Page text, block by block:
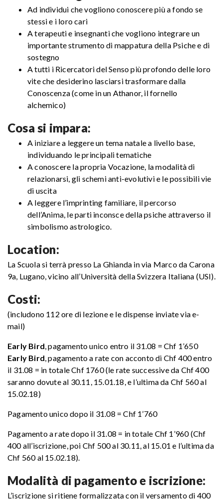
Ad individui che vogliono conoscere più a fondo se
stessi e i loro cari
A terapeuti e insegnanti che vogliono integrare un
importante strumento di mappatura della Psiche e di
sostegno
A tutti i Ricercatori del Senso più profondo delle loro
vite che desiderino lasciarsi trasformare dalla
Conoscenza (come in un Athanor, il fornello
alchemico)
Cosa si impara:
A iniziare a leggere un tema natale a livello base,
individuando le principali tematiche
A conoscere la propria Vocazione, la modalità di
relazionarsi, gli schemi anti-evolutivi e le possibili vie
di uscita
A leggere l’imprinting familiare, il percorso
dell’Anima, le parti inconsce della psiche attraverso il
simbolismo astrologico.
Location:
La Scuola si terrà presso La Ghianda in via Marco da Carona
9a, Lugano, vicino all’Università della Svizzera Italiana (USI).
Costi:
(includono 112 ore di lezione e le dispense inviate via e-
mail)
Early Bird, pagamento unico entro il 31.08 = Chf 1’650
Early Bird, pagamento a rate con acconto di Chf 400 entro
il 31.08 = in totale Chf 1760 (le rate successive da Chf 400
saranno dovute al 30.11, 15.01.18, e l’ultima da Chf 560 al
15.02.18)
Pagamento unico dopo il 31.08 = Chf 1’760
Pagamento a rate dopo il 31.08 = in totale Chf 1’960 (Chf
400 all’iscrizione, poi Chf 500 al 30.11, al 15.01 e l’ultima da
Chf 560 al 15.02.18).
Modalità di pagamento e iscrizione:
L’iscrizione si ritiene formalizzata con il versamento di 400